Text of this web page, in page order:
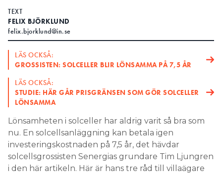
storlek. Bygger man större blir
investeringskostnaden per installerad effekt lägre,
även på tak.
6 Brandsäkerhet
Om anläggningarna är rätt utförda från början bör
det inte vara någon större skillnad mellan tak och
mark.
– Samtidigt, om det blir brand i en
solcellsanläggning på grund av något
(installations)fel, kan det ge större följdskador om
anläggningen sitter på ett tak. Då finns risk att även
byggnaden börjar brinna, säger Bengt Stridh.
TEXT
FELIX BJÖRKLUND
felix.bjorklund@in.se
LÄS OCKSÅ:
GROSSISTEN: SOLCELLER BLIR LÖNSAMMA PÅ 7,5 ÅR
LÄS OCKSÅ:
STUDIE: HÄR GÅR PRISGRÄNSEN SOM GÖR SOLCELLER
LÖNSAMMA
Lönsamheten i solceller har aldrig varit så bra som
nu. En solcellsanläggning kan betala igen
investeringskostnaden på 7,5 år, det hävdar
solcellsgrossisten Senergias grundare Tim Ljungren
i den här artikeln. Här är hans tre råd till villaägare